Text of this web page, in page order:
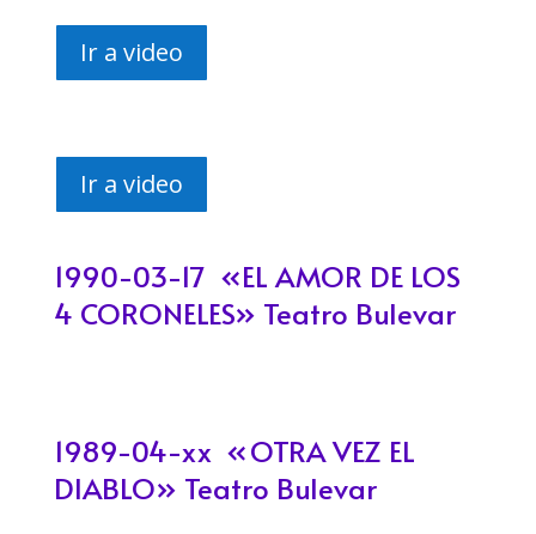
Ir a video
Ir a video
1990-03-17 «EL AMOR DE LOS
4 CORONELES​» Teatro Bulevar
1989-04-xx «OTRA VEZ EL
DIABLO» Teatro Bulevar